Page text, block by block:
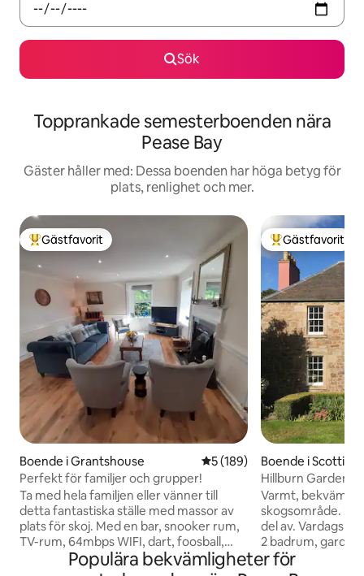
Sök
Topprankade semesterboenden nära
Pease Bay
Gäster håller med: Dessa boenden har höga betyg för
plats, renlighet och mer.
Populär gästfavorit
Gästfavorit
Boende i Grantshouse 5 av 5 i genomsnittligt
5 (189)
Perfekt för familjer och grupper!
Ta med hela familjen eller vänner till
detta fantastiska ställe med massor av
plats för skoj. Med en bar, snooker rum,
TV-rum, 64mbps WIFI, dart, foosball,
brädspel, gaseldad grill och stor
trädgård, finns det mycket att göra.
Populär
Gästfavorit
Boende i Scottish
Hillburn Gardens Licensnummer
SB00235F
Varmt, bekvämt
skogsområde. 2
del av.
2 badrum,
finns inget KÖK.
vägen med bred
Populära bekvämligheter för